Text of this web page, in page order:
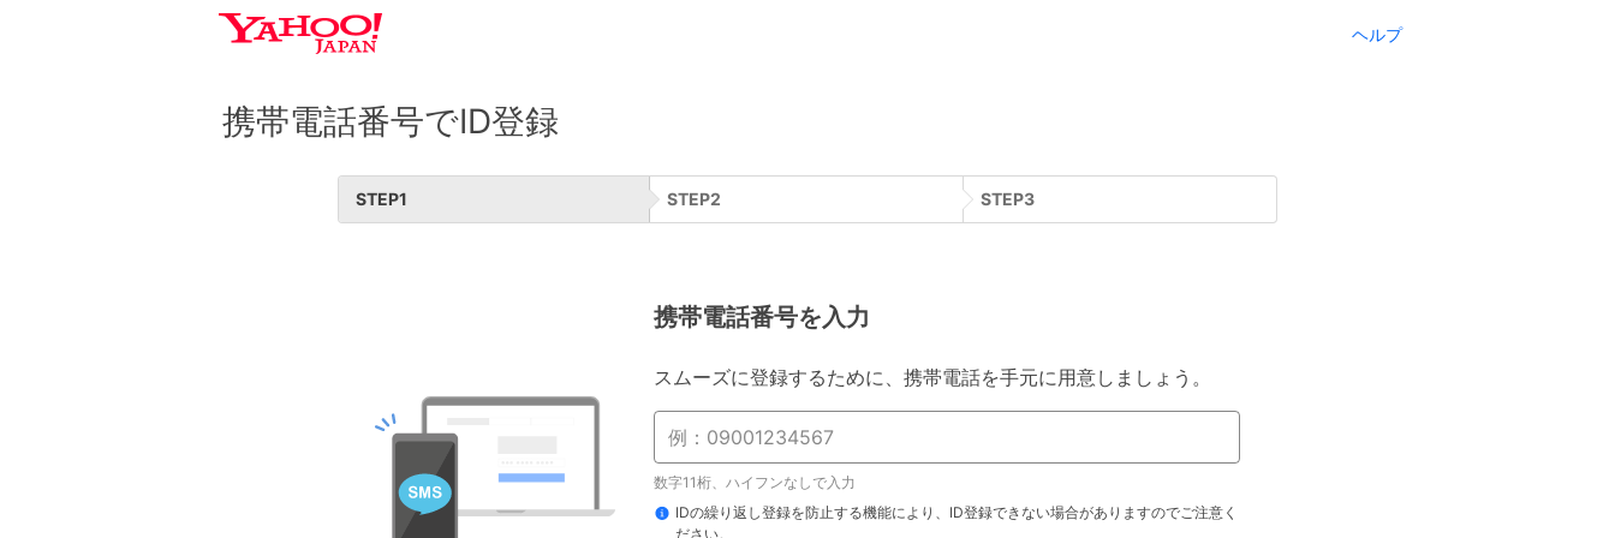
ヘルプ
携帯電話番号でID登録
STEP1 STEP2 STEP3
携帯電話番号を入力
スムーズに登録するために、携帯電話を手元に用意しましょう。
数字11桁、ハイフンなしで入力
IDの繰り返し登録を防止する機能により、ID登録できない場合がありますのでご注意く
ださい。